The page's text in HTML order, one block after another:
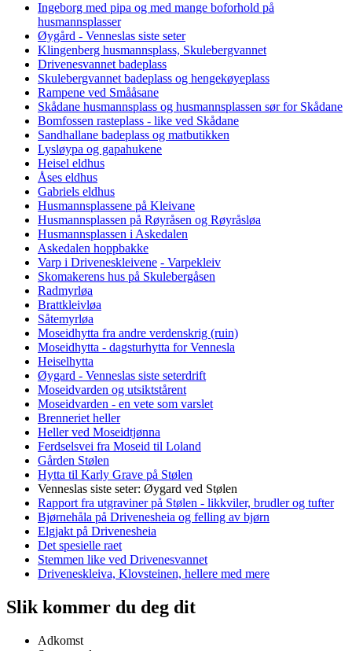
Ingeborg med pipa og med mange boforhold på
husmannsplasser
Øygård - Venneslas siste seter
Klingenberg husmannsplass, Skulebergvannet
Drivenesvannet badeplass
Skulebergvannet badeplass og hengekøyeplass
Rampene ved Smååsane
Skådane husmannsplass og husmannsplassen sør for Skådane
Bomfossen rasteplass - like ved Skådane
Sandhallane badeplass og matbutikken
Lysløypa og gapahukene
Heisel eldhus
Åses eldhus
Gabriels eldhus
Husmannsplassene på Kleivane
Husmannsplassen på Røyråsen og Røyråsløa
Husmannsplassen i Askedalen
Askedalen hoppbakke
Varp i Driveneskleivene - Varpekleiv
Skomakerens hus på Skulebergåsen
Radmyrløa
Brattkleivløa
Såtemyrløa
Moseidhytta fra andre verdenskrig (ruin)
Moseidhytta - dagsturhytta for Vennesla
Heiselhytta
Øygard - Venneslas siste seterdrift
Moseidvarden og utsiktstårent
Moseidvarden - en vete som varslet
Brenneriet heller
Heller ved Moseidtjønna
Ferdselsvei fra Moseid til Loland
Gården Stølen
Hytta til Karly Grave på Stølen
Venneslas siste seter: Øygard ved Stølen
Rapport fra utgraviner på Stølen - likkviler, brudler og tufter
Bjørnehåla på Drivenesheia og felling av bjørn
Elgjakt på Drivenesheia
Det spesielle raet
Stemmen like ved Drivenesvannet
Driveneskleiva, Klovsteinen, hellere med mere
Slik kommer du deg dit
Adkomst